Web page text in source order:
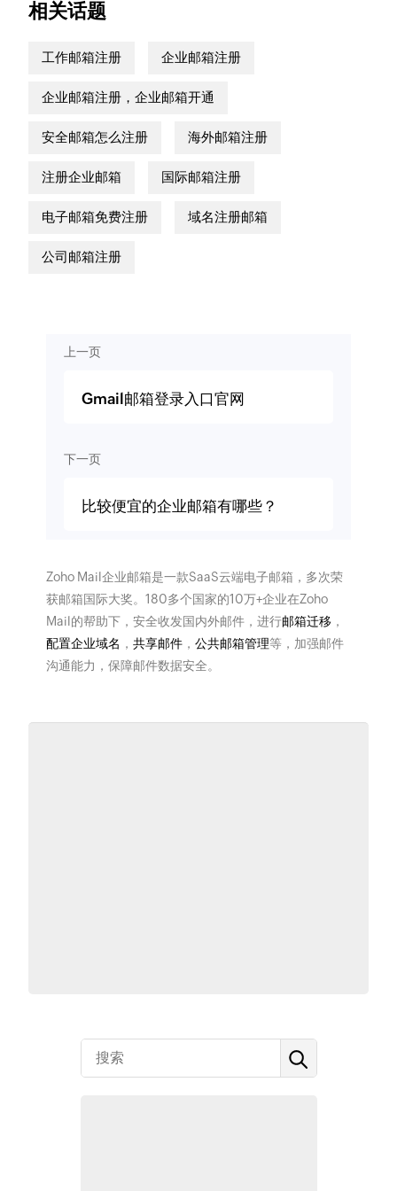
相关话题
工作邮箱注册 企业邮箱注册
企业邮箱注册，企业邮箱开通
安全邮箱怎么注册 海外邮箱注册
注册企业邮箱 国际邮箱注册
电子邮箱免费注册 域名注册邮箱
公司邮箱注册
上一页
Gmail邮箱登录入口官网
下一页
比较便宜的企业邮箱有哪些？
Zoho Mail企业邮箱是一款SaaS云端电子邮箱，多次荣
获邮箱国际大奖。180多个国家的10万+企业在Zoho
Mail的帮助下，安全收发国内外邮件，进行邮箱迁移 ，
配置企业域名 ， 共享邮件， 公共邮箱管理等，加强邮件
沟通能力，保障邮件数据安全。